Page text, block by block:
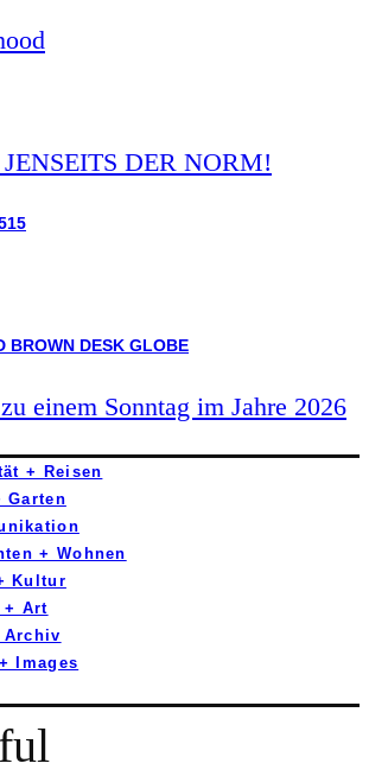
DER NORM!
einem Sonntag im Jahre 2026
+ Reisen
Garten
+ Wohnen
Kultur
+ Art
Archiv
Images